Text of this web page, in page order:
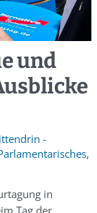
und
-
,
in